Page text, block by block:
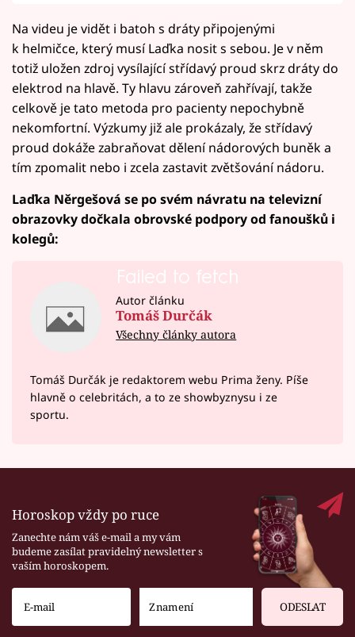
Na videu je vidět i batoh s dráty připojenými
k helmičce, který musí Laďka nosit s sebou. Je v něm
totiž uložen zdroj vysílající střídavý proud skrz dráty do
elektrod na hlavě. Ty hlavu zároveň zahřívají, takže
celkově je tato metoda pro pacienty nepochybně
nekomfortní. Výzkumy již ale prokázaly, že střídavý
proud dokáže zabraňovat dělení nádorových buněk a
tím zpomalit nebo i zcela zastavit zvětšování nádoru.
Laďka Něrgešová se po svém návratu na televizní
obrazovky dočkala obrovské podpory od fanoušků i
kolegů:
Failed to fetch
Autor článku
Tomáš Durčák
Všechny články autora
Tomáš Durčák je redaktorem webu Prima ženy. Píše
hlavně o celebritách, a to ze showbyznysu i ze
sportu.
Horoskop vždy po ruce
Zanechte nám váš e-mail a my vám
budeme zasílat pravidelný newsletter s
vaším horoskopem.
ODESLAT